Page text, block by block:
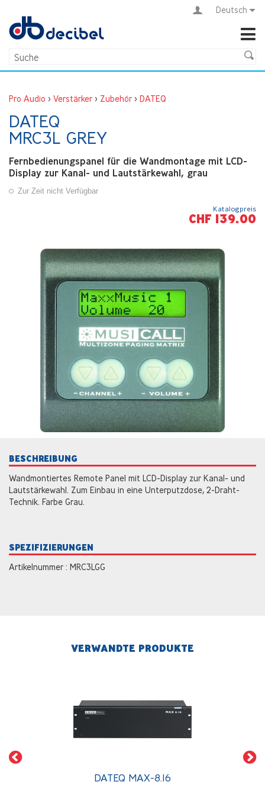
Deutsch
Pro Audio > Verstärker > Zubehör > DATEQ
DATEQ
MRC3L GREY
Fernbedienungspanel für die Wandmontage mit LCD-
Display zur Kanal- und Lautstärkewahl, grau
Zur Zeit nicht Verfügbar
Katalogpreis
CHF 139.00
BESCHREIBUNG
Wandmontiertes Remote Panel mit LCD-Display zur Kanal- und
Lautstärkewahl. Zum Einbau in eine Unterputzdose, 2-Draht-
Technik. Farbe Grau.
SPEZIFIZIERUNGEN
Artikelnummer : MRC3LGG
VERWANDTE PRODUKTE
DATEQ MAX-8.16